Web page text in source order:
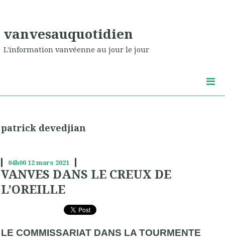
vanvesauquotidien
L'information vanvéenne au jour le jour
patrick devedjian
04h0012mars 2021
VANVES DANS LE CREUX DE
L’OREILLE
LE COMMISSARIAT DANS LA TOURMENTE